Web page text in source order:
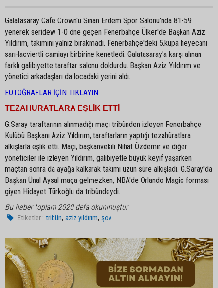
Galatasaray Cafe Crown'u Sinan Erdem Spor Salonu'nda 81-59
yenerek seridew 1-0 öne geçen Fenerbahçe Ülker'de Başkan Aziz
Yıldırım, takımını yalnız bırakmadı. Fenerbahçe'deki 5.kupa heyecanı
sarı-lacviertli camiayı birbirine kenetledi. Galatasaray'a karşı alınan
farklı galibiyette taraftar salonu doldurdu, Başkan Aziz Yıldırım ve
yönetici arkadaşları da locadaki yerini aldı.
FOTOĞRAFLAR İÇİN TIKLAYIN
TEZAHURATLARA EŞLİK ETTİ
G.Saray taraftarının alınmadığı maçı tribünden izleyen Fenerbahçe
Kulübü Başkanı Aziz Yıldırım, taraftarların yaptığı tezahüratlara
alkışlarla eşlik etti. Maçı, başkanvekili Nihat Özdemir ve diğer
yöneticiler ile izleyen Yıldırım, galibiyetle büyük keyif yaşarken
maçtan sonra da ayağa kalkarak takımı uzun süre alkışladı. G.Saray'da
Başkan Ünal Aysal maça gelmezken, NBA'de Orlando Magic forması
giyen Hidayet Türkoğlu da tribündeydi.
Bu haber toplam 2020 defa okunmuştur
Etiketler : tribün,aziz yıldırım, şov